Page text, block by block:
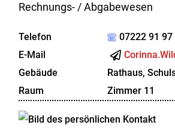
Rechnungs- / Abgabewesen
Telefon
07222 91 97
E-Mail
Gebäude
Rathaus,
Raum
Zimmer 11